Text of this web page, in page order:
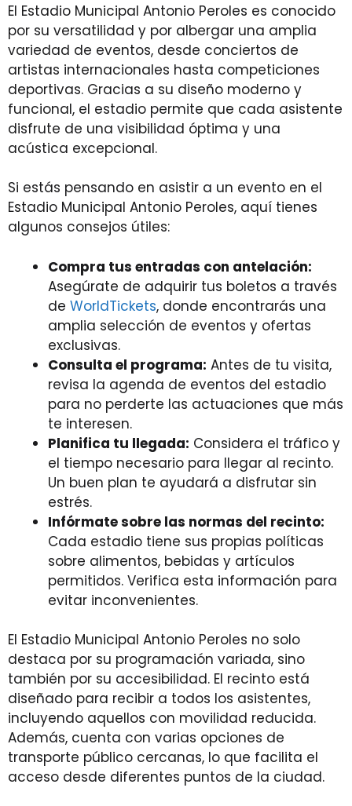
El Estadio Municipal Antonio Peroles es conocido
por su versatilidad y por albergar una amplia
variedad de eventos, desde conciertos de
artistas internacionales hasta competiciones
deportivas. Gracias a su diseño moderno y
funcional, el estadio permite que cada asistente
disfrute de una visibilidad óptima y una
acústica excepcional.
Si estás pensando en asistir a un evento en el
Estadio Municipal Antonio Peroles, aquí tienes
algunos consejos útiles:
Compra tus entradas con antelación:
Asegúrate de adquirir tus boletos a través
de WorldTickets, donde encontrarás una
amplia selección de eventos y ofertas
exclusivas.
Consulta el programa: Antes de tu visita,
revisa la agenda de eventos del estadio
para no perderte las actuaciones que más
te interesen.
Planifica tu llegada: Considera el tráfico y
el tiempo necesario para llegar al recinto.
Un buen plan te ayudará a disfrutar sin
estrés.
Infórmate sobre las normas del recinto:
Cada estadio tiene sus propias políticas
sobre alimentos, bebidas y artículos
permitidos. Verifica esta información para
evitar inconvenientes.
El Estadio Municipal Antonio Peroles no solo
destaca por su programación variada, sino
también por su accesibilidad. El recinto está
diseñado para recibir a todos los asistentes,
incluyendo aquellos con movilidad reducida.
Además, cuenta con varias opciones de
transporte público cercanas, lo que facilita el
acceso desde diferentes puntos de la ciudad.